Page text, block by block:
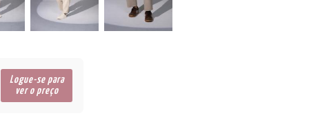
Logue-se para
ver o preço